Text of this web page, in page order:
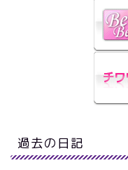
過去の日記